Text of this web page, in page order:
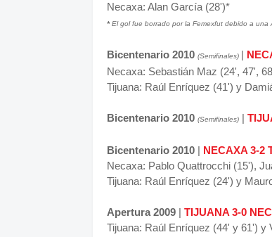
Necaxa: Alan García (28')*
* El gol fue borrado por la Femexfut debido a una
Bicentenario 2010 (Semifinales) |
Necaxa: Sebastián Maz (24', 47',
Tijuana: Raúl Enríquez (41') y
Bicentenario 2010 (Semifinales) |
Bicentenario 2010 | NECAXA 3-2
Necaxa: Pablo Quattrocchi (15'),
Tijuana: Raúl Enríquez (24') y
Apertura 2009 | TIJUANA 3-0
Tijuana: Raúl Enríquez (44' y 61') y